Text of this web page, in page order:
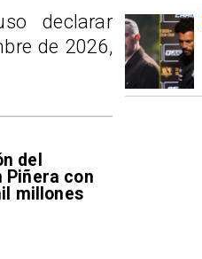
del
Piñera con
millones
declarar
de 2026,